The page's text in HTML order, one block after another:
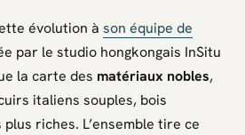
évolution à son équipe de
par le studio hongkongais InSitu
la carte des matériaux nobles,
italiens souples, bois
riches. L’ensemble tire ce